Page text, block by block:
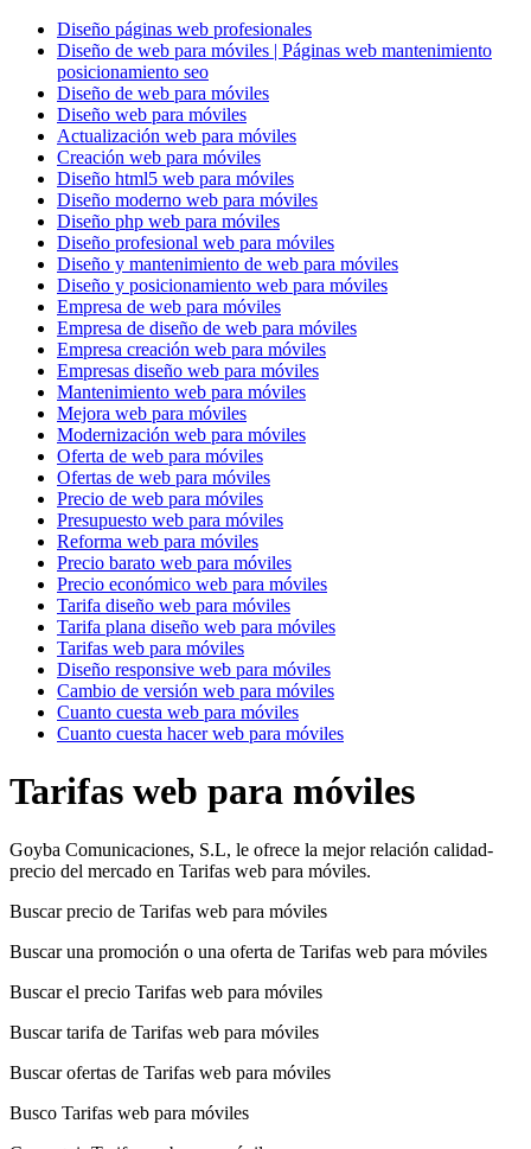
Diseño páginas web profesionales
Diseño de web para móviles | Páginas web mantenimiento
posicionamiento seo
Diseño de web para móviles
Diseño web para móviles
Actualización web para móviles
Creación web para móviles
Diseño html5 web para móviles
Diseño moderno web para móviles
Diseño php web para móviles
Diseño profesional web para móviles
Diseño y mantenimiento de web para móviles
Diseño y posicionamiento web para móviles
Empresa de web para móviles
Empresa de diseño de web para móviles
Empresa creación web para móviles
Empresas diseño web para móviles
Mantenimiento web para móviles
Mejora web para móviles
Modernización web para móviles
Oferta de web para móviles
Ofertas de web para móviles
Precio de web para móviles
Presupuesto web para móviles
Reforma web para móviles
Precio barato web para móviles
Precio económico web para móviles
Tarifa diseño web para móviles
Tarifa plana diseño web para móviles
Tarifas web para móviles
Diseño responsive web para móviles
Cambio de versión web para móviles
Cuanto cuesta web para móviles
Cuanto cuesta hacer web para móviles
Tarifas web para móviles
Goyba Comunicaciones, S.L, le ofrece la mejor relación calidad-
precio del mercado en Tarifas web para móviles.
Buscar precio de Tarifas web para móviles
Buscar una promoción o una oferta de Tarifas web para móviles
Buscar el precio Tarifas web para móviles
Buscar tarifa de Tarifas web para móviles
Buscar ofertas de Tarifas web para móviles
Busco Tarifas web para móviles